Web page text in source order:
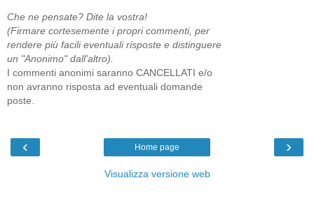
Che ne pensate? Dite la vostra!
(Firmare cortesemente i propri commenti, per
rendere più facili eventuali risposte e distinguere
un "Anonimo" dall'altro).
I commenti anonimi saranno CANCELLATI e/o
non avranno risposta ad eventuali domande
poste.
‹ ›
Home page
Visualizza versione web